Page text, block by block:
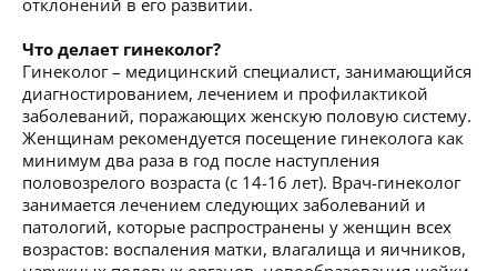
Что делает гинеколог?
Гинеколог – медицинский специалист, занимающийся
диагностированием, лечением и профилактикой
заболеваний, поражающих женскую половую систему.
Женщинам рекомендуется посещение гинеколога как
минимум два раза в год после наступления
половозрелого возраста (с 14-16 лет). Врач-гинеколог
занимается лечением следующих заболеваний и
патологий, которые распространены у женщин всех
возрастов: воспаления матки, влагалища и яичников,